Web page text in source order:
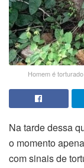
Homem é
Na tarde dessa
o momento
com sinais de